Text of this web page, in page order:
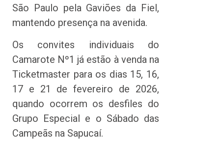
São Paulo pela Gaviões da Fiel,
mantendo presença na avenida.
Os convites individuais do
Camarote Nº1 já estão à venda na
Ticketmaster para os dias 15, 16,
17 e 21 de fevereiro de 2026,
quando ocorrem os desfiles do
Grupo Especial e o Sábado das
Campeãs na Sapucaí.